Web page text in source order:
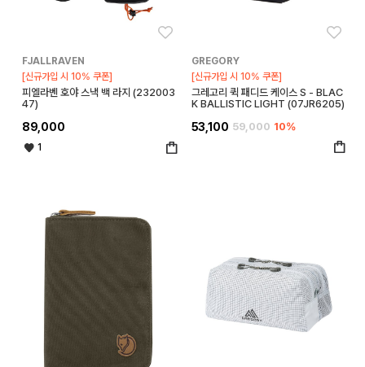
FJALLRAVEN
[신규가입 시 10% 쿠폰]
피엘라벤 호야 스낵 백 라지 (232003
47)
89,000
1
GREGORY
[신규가입 시 10% 쿠폰]
그레고리 퀵 패디드 케이스 S - BLAC
K BALLISTIC LIGHT (07JR6205)
53,100 59,000 10%